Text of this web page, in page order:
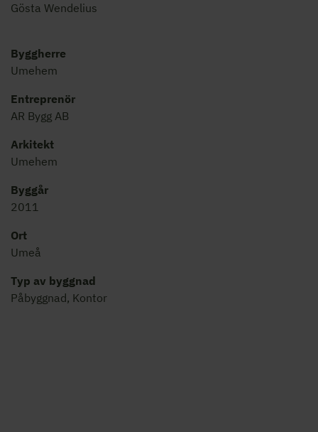
Gösta Wendelius
Byggherre
Umehem
Entreprenör
AR Bygg AB
Arkitekt
Umehem
Byggår
2011
Ort
Umeå
Typ av byggnad
Påbyggnad, Kontor